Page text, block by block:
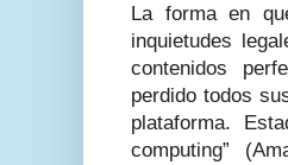
La forma en
inquietudes
contenidos
perdido todos
plataforma.
computing”